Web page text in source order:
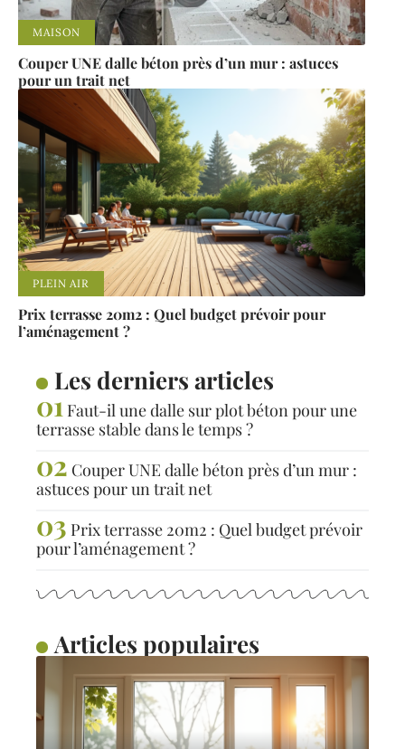
MAISON
Couper UNE dalle béton près d’un mur : astuces
pour un trait net
PLEIN AIR
Prix terrasse 20m2 : Quel budget prévoir pour
l’aménagement ?
Les derniers articles
Faut-il une dalle sur plot béton pour une
terrasse stable dans le temps ?
Couper UNE dalle béton près d’un mur :
astuces pour un trait net
Prix terrasse 20m2 : Quel budget prévoir
pour l’aménagement ?
Articles populaires